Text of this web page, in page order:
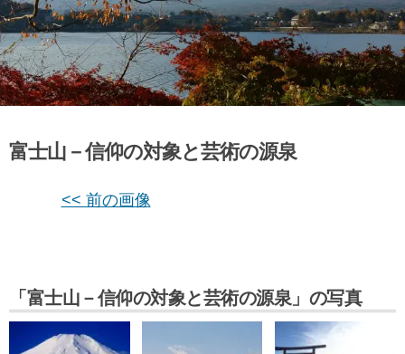
富士山－信仰の対象と芸術の源泉
<< 前の画像
「富士山－信仰の対象と芸術の源泉」の写真